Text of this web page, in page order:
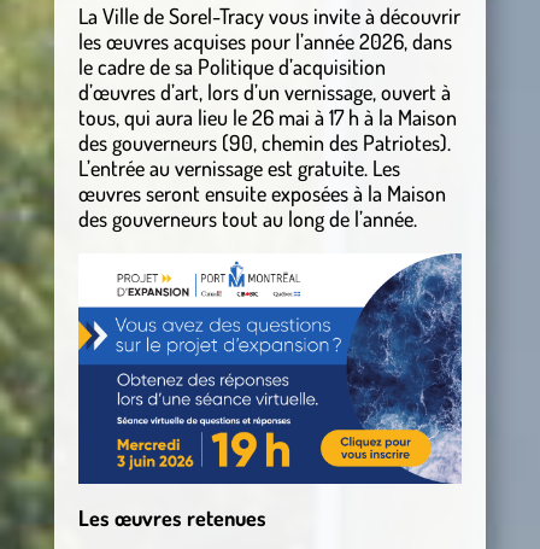
La Ville de Sorel-Tracy vous invite à découvrir
les œuvres acquises pour l’année 2026, dans
le cadre de sa Politique d’acquisition
d’œuvres d’art, lors d’un vernissage, ouvert à
tous, qui aura lieu le 26 mai à 17 h à la Maison
des gouverneurs (90, chemin des Patriotes).
L’entrée au vernissage est gratuite. Les
œuvres seront ensuite exposées à la Maison
des gouverneurs tout au long de l’année.
Les œuvres retenues